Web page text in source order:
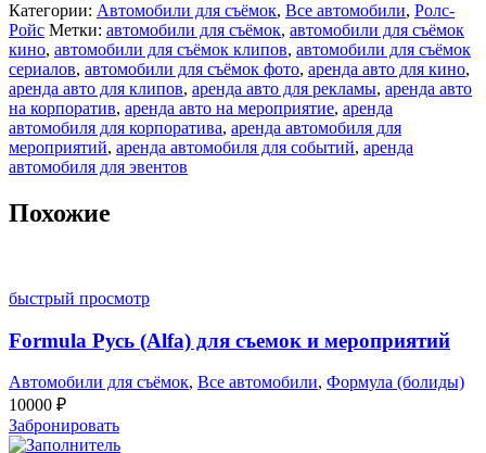
Категории: Автомобили для съёмок, Все автомобили, Ролс-
Ройс Метки: автомобили для съёмок, автомобили для съёмок
кино, автомобили для съёмок клипов, автомобили для съёмок
сериалов, автомобили для съёмок фото, аренда авто для кино,
аренда авто для клипов, аренда авто для рекламы, аренда авто
на корпоратив, аренда авто на мероприятие, аренда
автомобиля для корпоратива, аренда автомобиля для
мероприятий, аренда автомобиля для событий, аренда
автомобиля для эвентов
Похожие
быстрый просмотр
Formula Русь (Alfa) для съемок и мероприятий
Автомобили для съёмок, Все автомобили, Формула (болиды)
10000 ₽
Забронировать